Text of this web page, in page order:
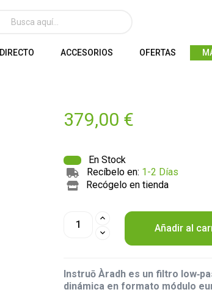
DIRECTO ACCESORIOS OFERTAS
379,00 €
En Stock
Recíbelo en: 1-2 Días
Recógelo en tienda
Añadir al
Instruō Àradh es un filtro
dinámica en formato módulo